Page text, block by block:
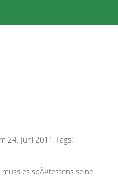
24. Juni 2011 Tags:
es spÃ¤testens seine